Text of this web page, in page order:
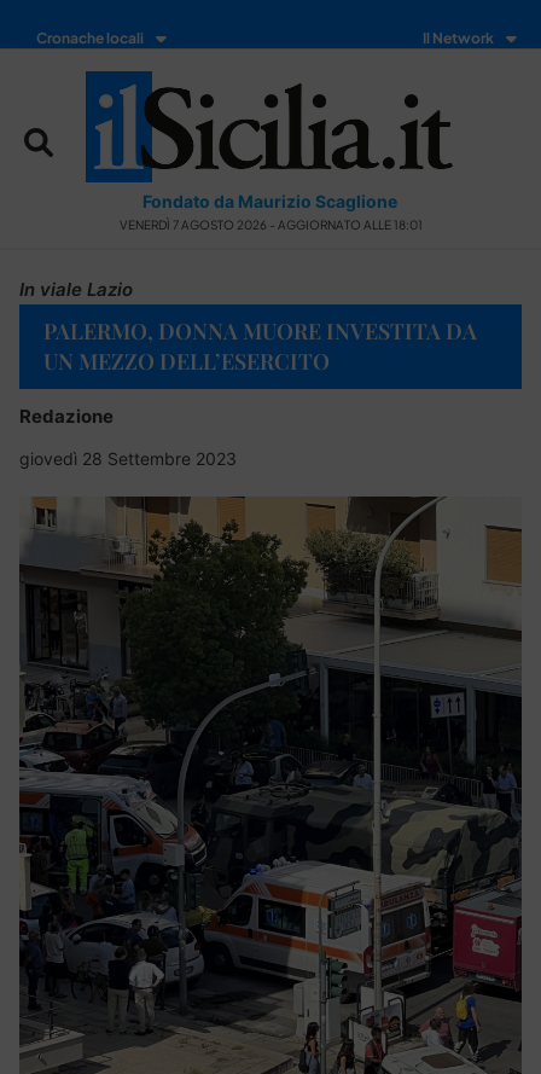
Cronache locali Il Network
Fondato da Maurizio Scaglione
VENERDÌ 7 AGOSTO 2026 - AGGIORNATO ALLE 18:01
In viale Lazio
PALERMO, DONNA MUORE INVESTITA DA
UN MEZZO DELL’ESERCITO
Redazione
giovedì 28 Settembre 2023